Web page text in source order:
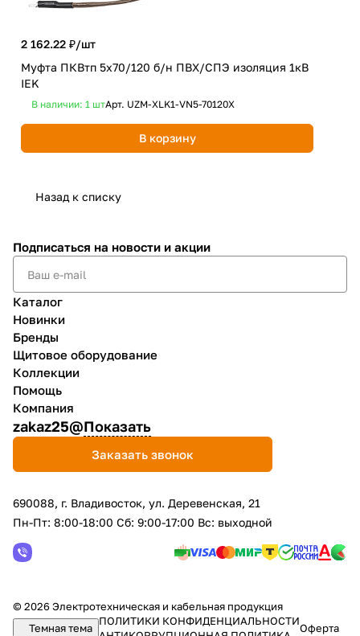
2 162.22 ₽/шт
Муфта ПКВтп 5х70/120 б/н ПВХ/СПЭ изоляция 1кВ
IEK
В наличии: 1 штАрт. UZM-XLK1-VN5-70120X
В корзину
Назад к списку
Подписаться на новости и акции
Каталог
Новинки
Бренды
Щитовое оборудование
Коллекции
Помощь
Компания
zakaz25@Показать
Заказать звонок
690088, г. Владивосток, yл. Деревенская, 21
Пн-Пт: 8:00-18:00 Сб: 9:00-17:00 Вс: выходной
© 2026 Электротехническая и кабельная продукция
Темная тема
ПОЛИТИКИ КОНФИДЕНЦИАЛЬНОСТИ
Оферта